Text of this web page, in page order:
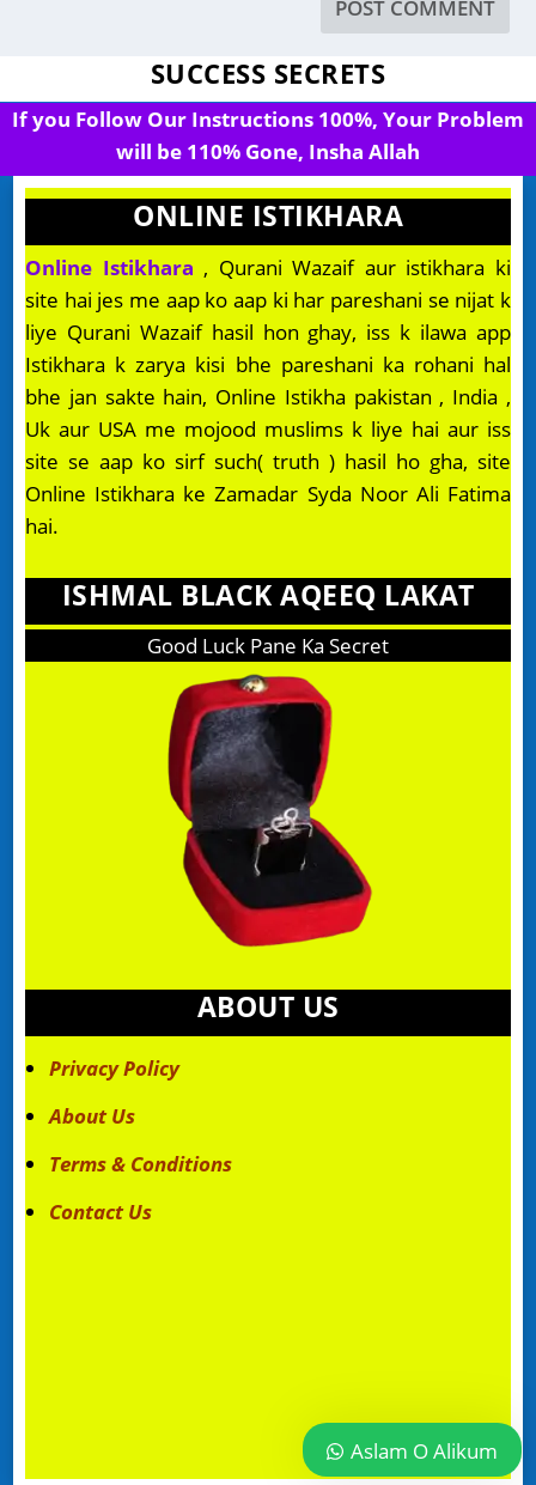
SUCCESS SECRETS
If you Follow Our Instructions 100%, Your Problem
will be 110% Gone, Insha Allah
ONLINE ISTIKHARA
Online Istikhara , Qurani Wazaif aur istikhara ki
site hai jes me aap ko aap ki har pareshani se nijat k
liye Qurani Wazaif hasil hon ghay, iss k ilawa app
Istikhara k zarya kisi bhe pareshani ka rohani hal
bhe jan sakte hain, Online Istikha pakistan , India ,
Uk aur USA me mojood muslims k liye hai aur iss
site se aap ko sirf such( truth ) hasil ho gha, site
Online Istikhara ke Zamadar Syda Noor Ali Fatima
hai.
ISHMAL BLACK AQEEQ LAKAT
Good Luck Pane Ka Secret
ABOUT US
Privacy Policy
About Us
Terms & Conditions
Contact Us
Aslam O Alikum